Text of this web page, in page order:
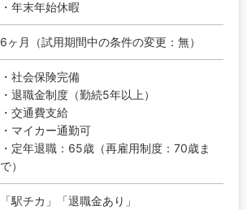
・年末年始休暇
6ヶ月（試用期間中の条件の変更：無）
・社会保険完備
・退職金制度（勤続5年以上）
・交通費支給
・マイカー通勤可
・定年退職：65歳（再雇用制度：70歳ま
で）
「駅チカ」「退職金あり」